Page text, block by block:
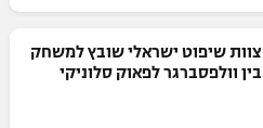
צוות שיפוט ישראלי שובץ למשחק
בין וולפסברגר לפאוק סלוניקי